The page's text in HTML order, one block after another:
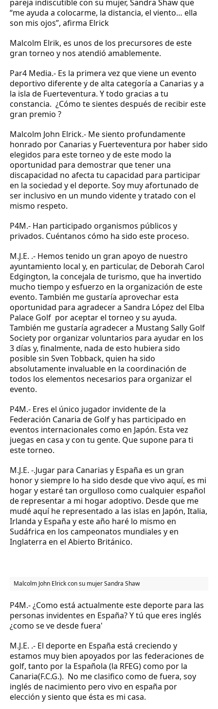
pareja indiscutible con su mujer, Sandra Shaw que
“me ayuda a colocarme, la distancia, el viento… ella
son mis ojos”, afirma Elrick
Malcolm Elrik, es unos de los precursores de este
gran torneo y nos atendió amablemente.
Par4 Media.- Es la primera vez que viene un evento
deportivo diferente y de alta categoría a Canarias y a
la isla de Fuerteventura. Y todo gracias a tu
constancia. ¿Cómo te sientes después de recibir este
gran premio ?
Malcolm John Elrick.- Me siento profundamente
honrado por Canarias y Fuerteventura por haber sido
elegidos para este torneo y de este modo la
oportunidad para demostrar que tener una
discapacidad no afecta tu capacidad para participar
en la sociedad y el deporte. Soy muy afortunado de
ser inclusivo en un mundo vidente y tratado con el
mismo respeto.
P4M.- Han participado organismos públicos y
privados. Cuéntanos cómo ha sido este proceso.
M.J.E. .- Hemos tenido un gran apoyo de nuestro
ayuntamiento local y, en particular, de Deborah Carol
Edgington, la concejala de turismo, que ha invertido
mucho tiempo y esfuerzo en la organización de este
evento. También me gustaría aprovechar esta
oportunidad para agradecer a Sandra López del Elba
Palace Golf por aceptar el torneo y su ayuda.
También me gustaría agradecer a Mustang Sally Golf
Society por organizar voluntarios para ayudar en los
3 días y, finalmente, nada de esto hubiera sido
posible sin Sven Tobback, quien ha sido
absolutamente invaluable en la coordinación de
todos los elementos necesarios para organizar el
evento.
P4M.- Eres el único jugador invidente de la
Federación Canaria de Golf y has participado en
eventos internacionales como en Japón. Esta vez
juegas en casa y con tu gente. Que supone para ti
este torneo.
M.J.E. -.Jugar para Canarias y España es un gran
honor y siempre lo ha sido desde que vivo aquí, es mi
hogar y estaré tan orgulloso como cualquier español
de representar a mi hogar adoptivo. Desde que me
mudé aquí he representado a las islas en Japón, Italia,
Irlanda y España y este año haré lo mismo en
Sudáfrica en los campeonatos mundiales y en
Inglaterra en el Abierto Británico.
Malcolm John Elrick con su mujer Sandra Shaw
P4M.-¿Como está actualmente este deporte para las
personas invidentes en España? Y tú que eres inglés
¿como se ve desde fuera'
M.J.E. .- El deporte en España está creciendo y
estamos muy bien apoyados por las federaciones de
golf, tanto por la Española (la RFEG)como por la
Canaria(F.C.G.). No me clasifico como de fuera, soy
inglés de nacimiento pero vivo en españa por
elección y siento que ésta es mi casa.